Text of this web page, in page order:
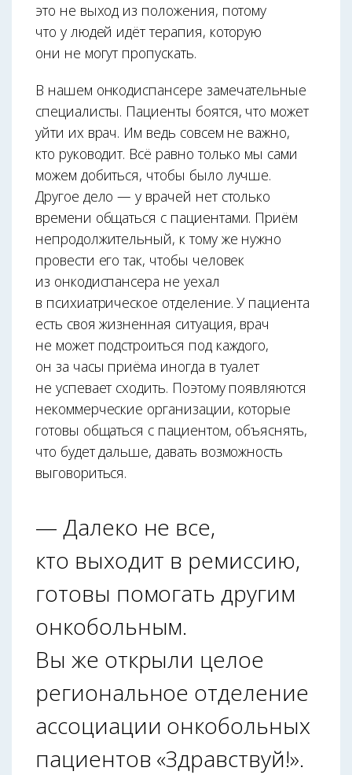
это не выход из положения, потому
что у людей идёт терапия, которую
они не могут пропускать.
В нашем онкодиспансере замечательные
специалисты. Пациенты боятся, что может
уйти их врач. Им ведь совсем не важно,
кто руководит. Всё равно только мы сами
можем добиться, чтобы было лучше.
Другое дело — у врачей нет столько
времени общаться с пациентами. Приём
непродолжительный, к тому же нужно
провести его так, чтобы человек
из онкодиспансера не уехал
в психиатрическое отделение. У пациента
есть своя жизненная ситуация, врач
не может подстроиться под каждого,
он за часы приёма иногда в туалет
не успевает сходить. Поэтому появляются
некоммерческие организации, которые
готовы общаться с пациентом, объяснять,
что будет дальше, давать возможность
выговориться.
— Далеко не все,
кто выходит в ремиссию,
готовы помогать другим
онкобольным.
Вы же открыли целое
региональное отделение
ассоциации онкобольных
пациентов «Здравствуй!».